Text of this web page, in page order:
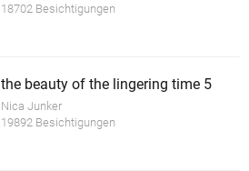
18702 Besichtigungen
the beauty of the lingering time 5
Nica Junker
19892 Besichtigungen